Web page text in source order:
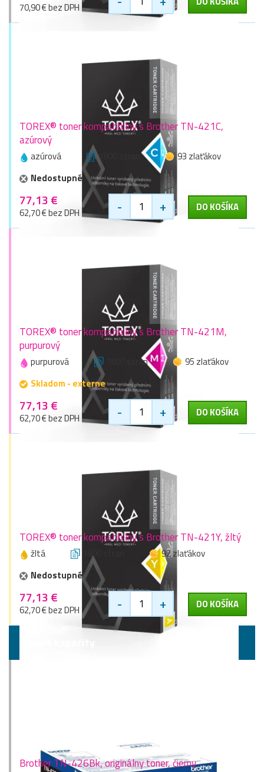
70,90 € bez DPH
TOREX® toner kompatibilný s Brother TN-421C,
azúrový
azúrová 1800 stran
93 zlaťákov
Nedostupné
77,13 €
62,70 € bez DPH - + DO KOŠÍKA
TOREX® toner kompatibilný s Brother TN-421M,
purpurový
purpurová 1800 stran
95 zlaťákov
Skladom - externe
77,13 €
62,70 € bez DPH - + DO KOŠÍKA
TOREX® toner kompatibilný s Brother TN-421Y, žltý
žltá 1800 stran
92 zlaťákov
Nedostupné
77,13 €
62,70 € bez DPH - + DO KOŠÍKA
Brother TN-426Bk, originálny toner, čierny